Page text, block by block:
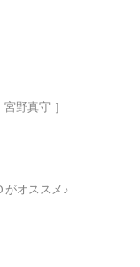
野真守 ］
がオススメ♪